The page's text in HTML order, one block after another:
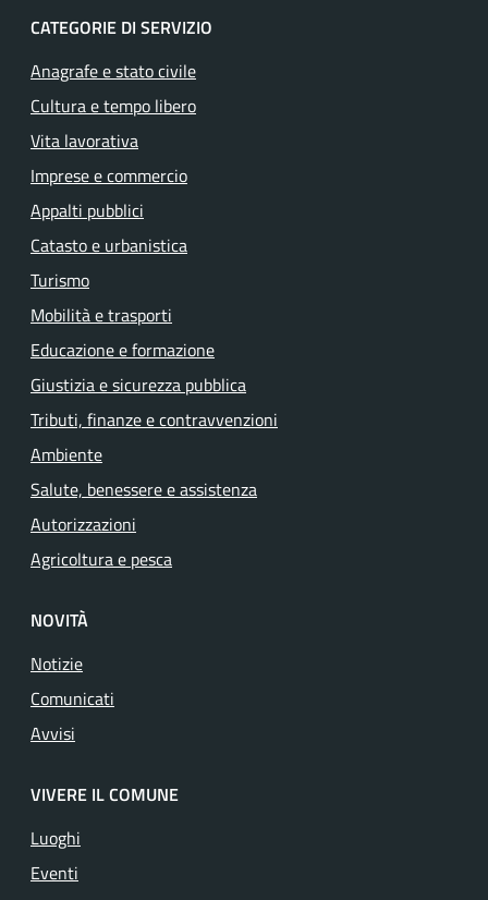
CATEGORIE DI SERVIZIO
Anagrafe e stato civile
Cultura e tempo libero
Vita lavorativa
Imprese e commercio
Appalti pubblici
Catasto e urbanistica
Turismo
Mobilità e trasporti
Educazione e formazione
Giustizia e sicurezza pubblica
Tributi, finanze e contravvenzioni
Ambiente
Salute, benessere e assistenza
Autorizzazioni
Agricoltura e pesca
NOVITÀ
Notizie
Comunicati
Avvisi
VIVERE IL COMUNE
Luoghi
Eventi